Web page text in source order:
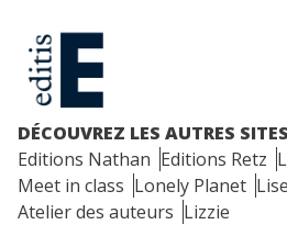
DÉCOUVREZ LES AUTRES
Editions Nathan Editions Retz
Meet in class Lonely Planet
Atelier des auteurs Lizzie